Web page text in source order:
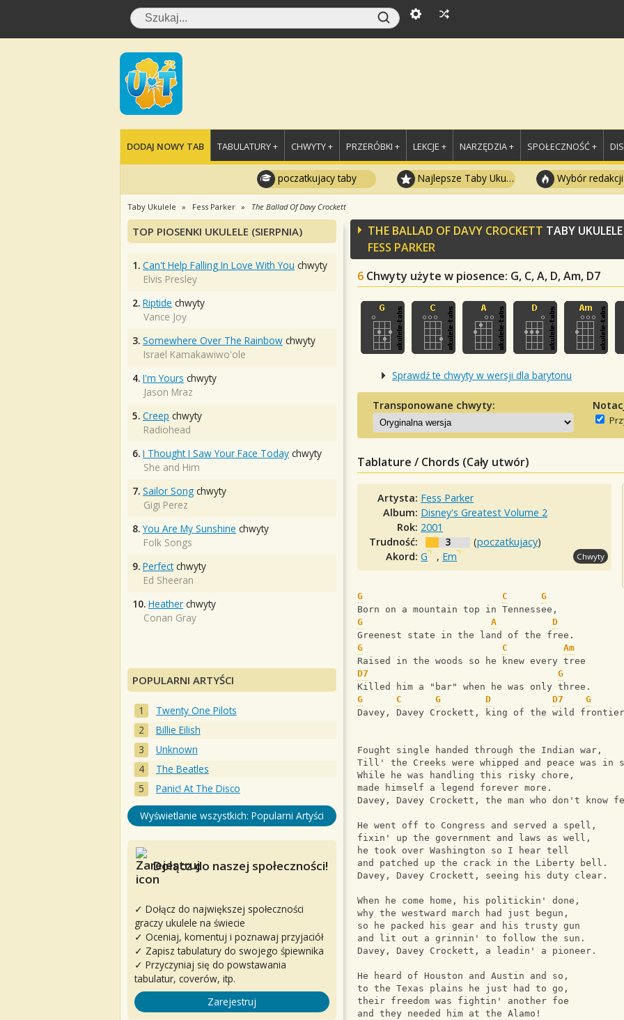
DODAJ NOWY TAB TABULATURY + CHWYTY + PRZERÓBKI + LEKCJE + NARZĘDZIA + SPOŁECZNOŚĆ +
poczatkujacy taby Najlepsze Taby Ukulele Wybór redakcji
Taby Ukulele Fess Parker The Ballad Of Davy Crockett
THE BALLAD OF DAVY CROCKETT TABY
FESS PARKER
6 Chwyty użyte w piosence: G, C, A, D, Am, D7
Sprawdź te chwyty w wersji dla barytonu
Transponowane chwyty:
Tablature / Chords (Cały utwór)
Artysta: Fess Parker
Album: Disney's Greatest Volume 2
Rok: 2001
Trudność:
3 (poczatkujacy)
Akord:G , Em Chwyty
G C
G
Born on a mountain top in Tennessee,
G
A
D
Greenest state in the land of the free.
G
C
Am
Raised in the woods so he knew every tree
D7
G
Killed him a "bar" when he was only three.
G
C G D D7
G
Davey, Davey Crockett, king of the wild
Fought single handed through the Indian war,
Till' the Creeks were whipped and peace was in
While he was handling this risky chore,
made himself a legend forever more.
Davey, Davey Crockett, the man who don't know
He went off to Congress and served a spell,
fixin' up the government and laws as well,
he took over Washington so I hear tell
and patched up the crack in the Liberty bell.
Davey, Davey Crockett, seeing his duty clear.
When he come home, his politickin' done,
why the westward march had just begun,
so he packed his gear and his trusty gun
and lit out a grinnin' to follow the sun.
Davey, Davey Crockett, a leadin' a pioneer.
He heard of Houston and Austin and so,
to the Texas plains he just had to go,
their freedom was fightin' another foe
and they needed him at the Alamo!
TOP PIOSENKI UKULELE (SIERPNIA)
1. Can't Help Falling In Love With You chwyty
Elvis Presley
2. Riptide chwyty
Vance Joy
3. Somewhere Over The Rainbow chwyty
Israel Kamakawiwo'ole
4. I'm Yours chwyty
Jason Mraz
5. Creep chwyty
Radiohead
6. I Thought I Saw Your Face Today chwyty
She and Him
7. Sailor Song chwyty
Gigi Perez
8. You Are My Sunshine chwyty
Folk Songs
9. Perfectchwyty
Ed Sheeran
10. Heather chwyty
Conan Gray
POPULARNI ARTYŚCI
Twenty One Pilots
Billie Eilish
Unknown
The Beatles
Panic! At The Disco
Wyświetlanie wszystkich: Popularni Artyści
Dołącz do naszej społeczności!
✓ Dołącz do największej społeczności
graczy ukulele na świecie
✓ Oceniaj, komentuj i poznawaj przyjaciół
✓ Zapisz tabulatury do swojego śpiewnika
✓ Przyczyniaj się do powstawania
tabulatur, coverów, itp.
Zarejestruj